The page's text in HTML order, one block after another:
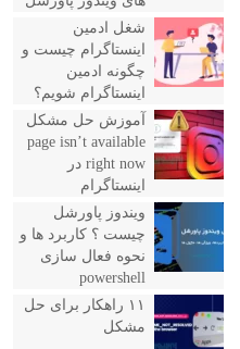
شغل ادمین
اینستاگرام چیست و
چگونه ادمین
اینستاگرام شویم؟
آموزش حل مشکل
page isn’t available
right now در
اینستاگرام
ویندوز پاورشل
چیست ؟ کاربرد ها و
نحوه فعال سازی
powershell
۱۱ راهکار برای حل
مشکل